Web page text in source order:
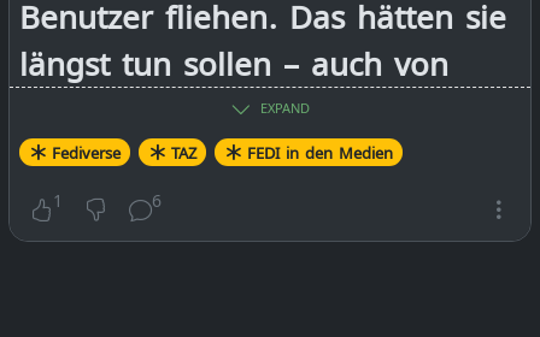
Benutzer fliehen. Das hätten sie
längst tun sollen – auch von
Facebook: hin zu
nichtkommerziellen Alternativen"
https://taz.de/!5895653/
(siehe
unten)
EXPAND
Fediverse TAZ FEDI in den Medien
1 6